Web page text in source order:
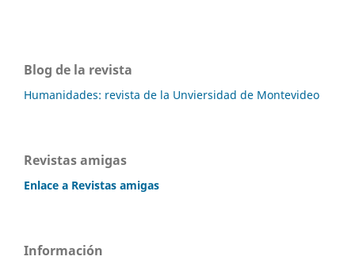
Blog de la revista
Humanidades: revista de la Unviersidad de Montevideo
Revistas amigas
Enlace a Revistas amigas
Información